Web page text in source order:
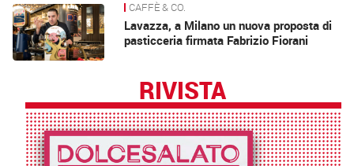
News CAFFÈ & CO.
Lavazza, a Milano un nuova proposta di
pasticceria firmata Fabrizio Fiorani
RIVISTA